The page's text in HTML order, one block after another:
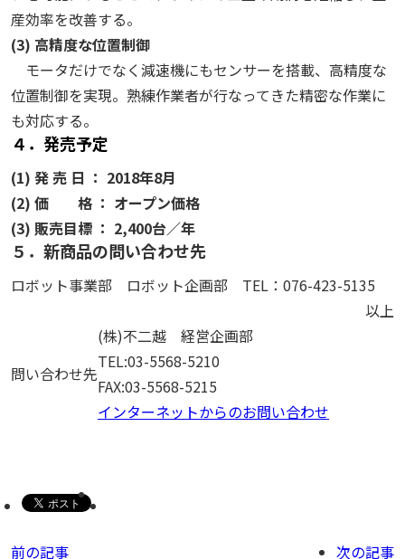
産効率を改善する。
(3) 高精度な位置制御
モータだけでなく減速機にもセンサーを搭載、高精度な
位置制御を実現。熟練作業者が行なってきた精密な作業に
も対応する。
４．発売予定
(1) 発 売 日 ： 2018年8月
(2) 価 格 ： オープン価格
(3) 販売目標 ： 2,400台／年
５．新商品の問い合わせ先
ロボット事業部 ロボット企画部 TEL：076-423-5135
以上
問い合わせ先
(株)不二越 経営企画部
TEL:03-5568-5210
FAX:03-5568-5215
インターネットからのお問い合わせ
前の記事 次の記事